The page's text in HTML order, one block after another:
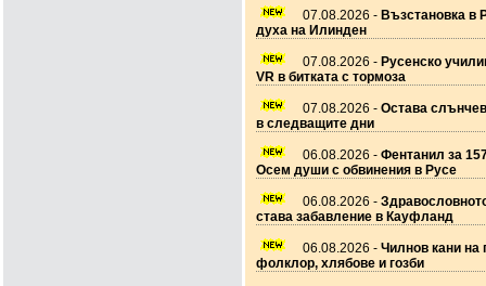
07.08.2026 - Възстановка в
духа на Илинден
07.08.2026 - Русенско
VR в битката с тормоза
07.08.2026 - Остава
в следващите дни
06.08.2026 - Фентанил за
Осем души с обвинения в Русе
06.08.2026 -
става забавление в Кауфланд
06.08.2026 - Чилнов кани на
фолклор, хлябове и гозби